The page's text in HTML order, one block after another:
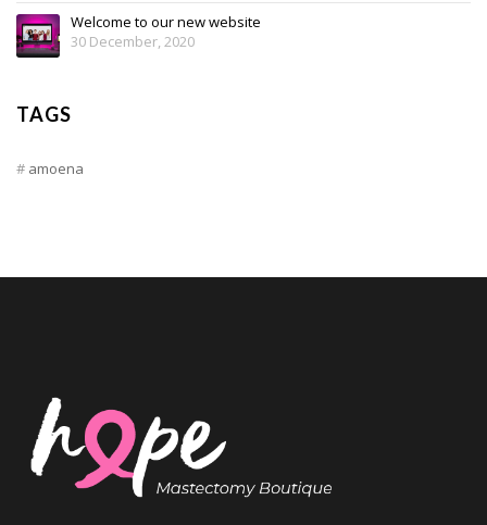
Welcome to our new website
30 December, 2020
TAGS
amoena